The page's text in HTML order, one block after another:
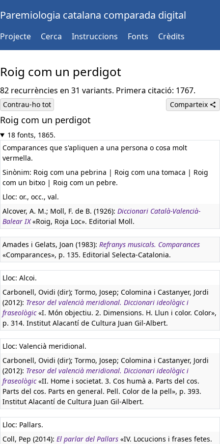
Paremiologia catalana comparada digital
Projecte Cerca Instruccions Fonts Crèdits
Roig com un perdigot
82 recurrències en 31 variants. Primera citació: 1767.
Contrau-ho tot Comparteix
Roig com un perdigot
18 fonts, 1865.
Comparances que s'apliquen a una persona o cosa molt
vermella.
Sinònim: Roig com una pebrina | Roig com una tomaca | Roig
com un bitxo | Roig com un pebre.
Lloc: or., occ., val.
Alcover, A. M.; Moll, F. de B. (1926): Diccionari Català-Valencià-
Balear IX«Roig, Roja Loc». Editorial Moll.
Amades i Gelats, Joan (1983): Refranys musicals. Comparances
«Comparances», p. 135. Editorial Selecta-Catalonia.
Lloc: Alcoi.
Carbonell, Ovidi (dir); Tormo, Josep; Colomina i Castanyer, Jordi
(2012): Tresor del valencià meridional. Diccionari ideològic i
fraseològic«I. Món objectiu. 2. Dimensions. H. Llun i color. Color»,
p. 314. Institut Alacantí de Cultura Juan Gil-Albert.
Lloc: Valencià meridional.
Carbonell, Ovidi (dir); Tormo, Josep; Colomina i Castanyer, Jordi
(2012): Tresor del valencià meridional. Diccionari ideològic i
fraseològic«II. Home i societat. 3. Cos humà a. Parts del cos.
Parts del cos. Parts en general. Pell. Color de la pell», p. 393.
Institut Alacantí de Cultura Juan Gil-Albert.
Lloc: Pallars.
Coll, Pep (2014): El parlar del Pallars «IV. Locucions i frases fetes.